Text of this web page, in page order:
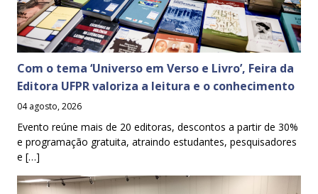
Com o tema ‘Universo em Verso e Livro’, Feira da
Editora UFPR valoriza a leitura e o conhecimento
04 agosto, 2026
Evento reúne mais de 20 editoras, descontos a partir de 30%
e programação gratuita, atraindo estudantes, pesquisadores
e […]